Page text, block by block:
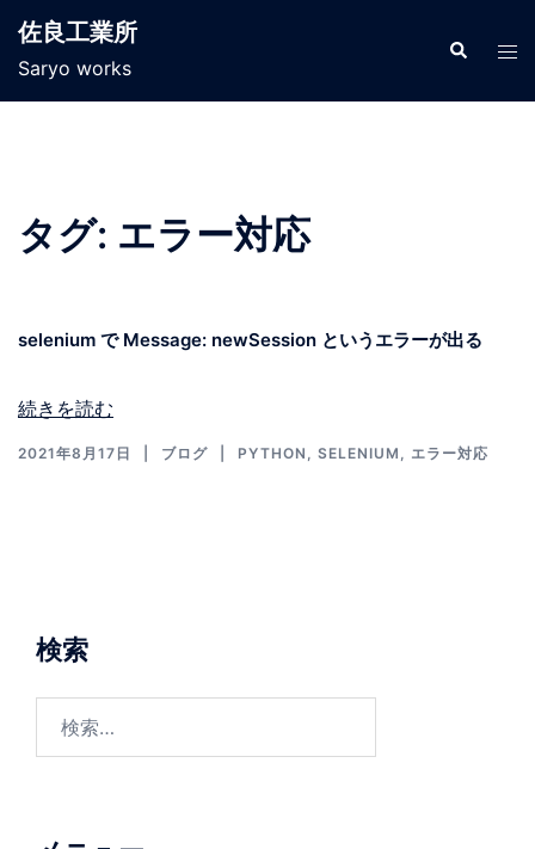
ン
佐良工業所
Saryo works
検
索
ト
タグ: エラー対応
selenium で Message: newSession というエラーが出る
続きを読む
2021年8月17日 ブログ PYTHON , SELENIUM , エラー対応
検索